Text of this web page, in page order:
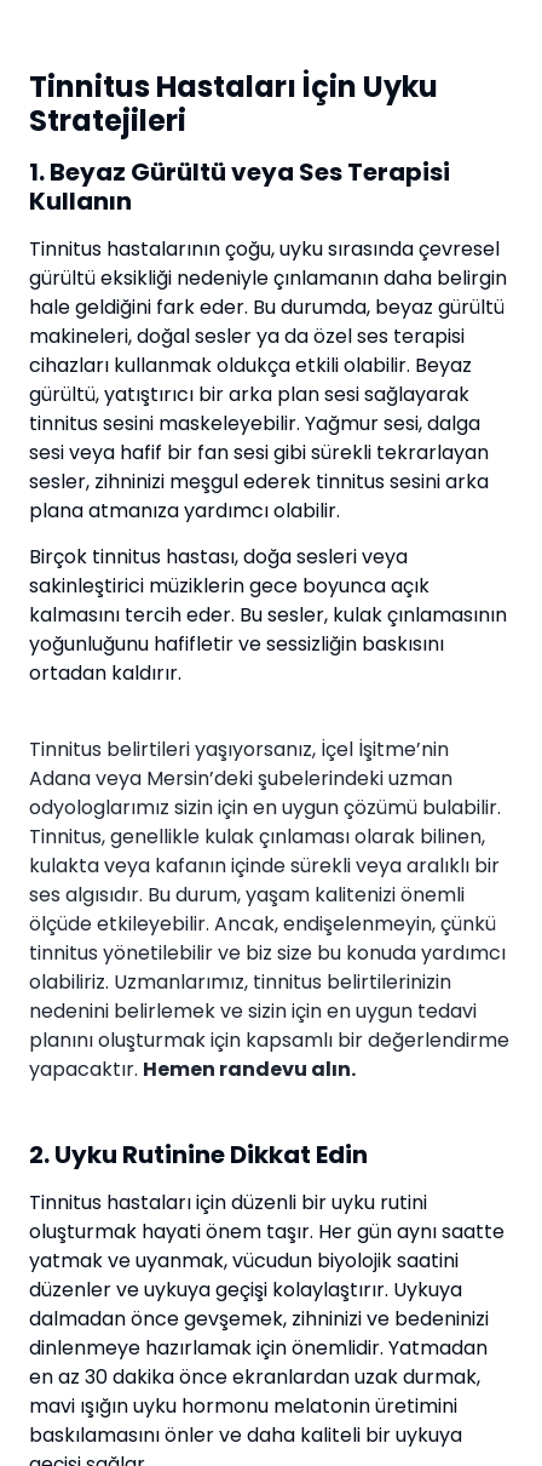
Tinnitus Hastaları İçin Uyku
Stratejileri
1. Beyaz Gürültü veya Ses Terapisi
Kullanın
Tinnitus hastalarının çoğu, uyku sırasında çevresel
gürültü eksikliği nedeniyle çınlamanın daha belirgin
hale geldiğini fark eder. Bu durumda, beyaz gürültü
makineleri, doğal sesler ya da özel ses terapisi
cihazları kullanmak oldukça etkili olabilir. Beyaz
gürültü, yatıştırıcı bir arka plan sesi sağlayarak
tinnitus sesini maskeleyebilir. Yağmur sesi, dalga
sesi veya hafif bir fan sesi gibi sürekli tekrarlayan
sesler, zihninizi meşgul ederek tinnitus sesini arka
plana atmanıza yardımcı olabilir.
Birçok tinnitus hastası, doğa sesleri veya
sakinleştirici müziklerin gece boyunca açık
kalmasını tercih eder. Bu sesler, kulak çınlamasının
yoğunluğunu hafifletir ve sessizliğin baskısını
ortadan kaldırır.
Tinnitus belirtileri yaşıyorsanız, İçel İşitme’nin
Adana veya Mersin’deki şubelerindeki uzman
odyologlarımız sizin için en uygun çözümü bulabilir.
Tinnitus, genellikle kulak çınlaması olarak bilinen,
kulakta veya kafanın içinde sürekli veya aralıklı bir
ses algısıdır. Bu durum, yaşam kalitenizi önemli
ölçüde etkileyebilir. Ancak, endişelenmeyin, çünkü
tinnitus yönetilebilir ve biz size bu konuda yardımcı
olabiliriz. Uzmanlarımız, tinnitus belirtilerinizin
nedenini belirlemek ve sizin için en uygun tedavi
planını oluşturmak için kapsamlı bir değerlendirme
yapacaktır. Hemen randevu alın.
2. Uyku Rutinine Dikkat Edin
Tinnitus hastaları için düzenli bir uyku rutini
oluşturmak hayati önem taşır. Her gün aynı saatte
yatmak ve uyanmak, vücudun biyolojik saatini
düzenler ve uykuya geçişi kolaylaştırır. Uykuya
dalmadan önce gevşemek, zihninizi ve bedeninizi
dinlenmeye hazırlamak için önemlidir. Yatmadan
en az 30 dakika önce ekranlardan uzak durmak,
mavi ışığın uyku hormonu melatonin üretimini
baskılamasını önler ve daha kaliteli bir uykuya